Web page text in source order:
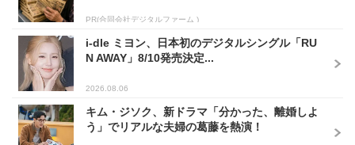
PR(合同会社デジタルファーム )
i-dle ミヨン、日本初のデジタルシングル「RU
N AWAY」8/10発売決定...
2026.08.06
キム・ジソク、新ドラマ「分かった、離婚しよ
う」でリアルな夫婦の葛藤を熱演！